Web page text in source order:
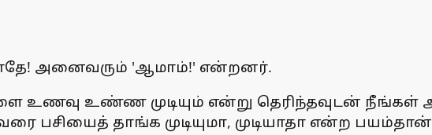
அனைவரும் 'ஆமாம்!' என்றனர்.
உணவு உண்ண முடியும் என்று தெரிந்தவுடன்
தாங்க முடியுமா, முடியாதா என்ற